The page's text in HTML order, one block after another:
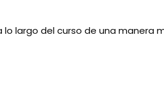
largo del curso de una manera